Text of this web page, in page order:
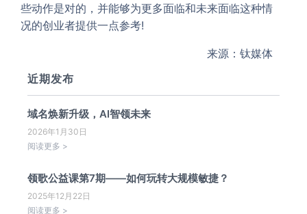
些动作是对的，并能够为更多面临和未来面临这种情
况的创业者提供一点参考!
来源：钛媒体
近期发布
域名焕新升级，AI智领未来
2026年1月30日
阅读更多 >
领歌公益课第7期——如何玩转大规模敏捷？
2025年12月22日
阅读更多 >